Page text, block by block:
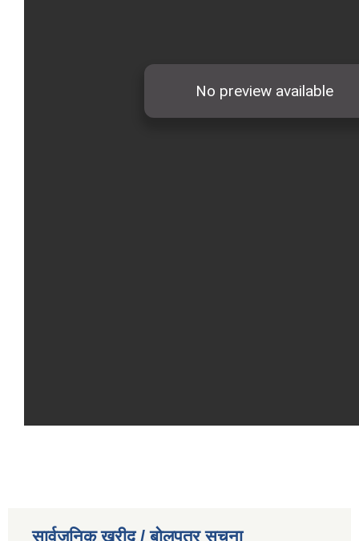
सार्वजनिक खरीद / बोलपत्र सूचना